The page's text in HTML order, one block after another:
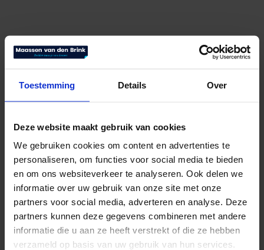
Toestemming Details Over
Deze website maakt gebruik van cookies
We gebruiken cookies om content en advertenties te
personaliseren, om functies voor social media te bieden
en om ons websiteverkeer te analyseren. Ook delen we
informatie over uw gebruik van onze site met onze
partners voor social media, adverteren en analyse. Deze
partners kunnen deze gegevens combineren met andere
informatie die u aan ze heeft verstrekt of die ze hebben
verzameld op basis van uw gebruik van hun services.
Elegance